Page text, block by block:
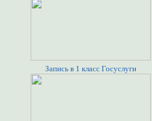
Запись в 1 класс Госуслуги